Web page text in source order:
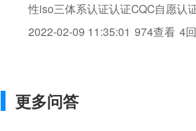
性iso三体系认证认证CQC自愿认
体系认证：HACCP认证ISO9001
2022-02-09 11:35:01 974查看 4
更多问答